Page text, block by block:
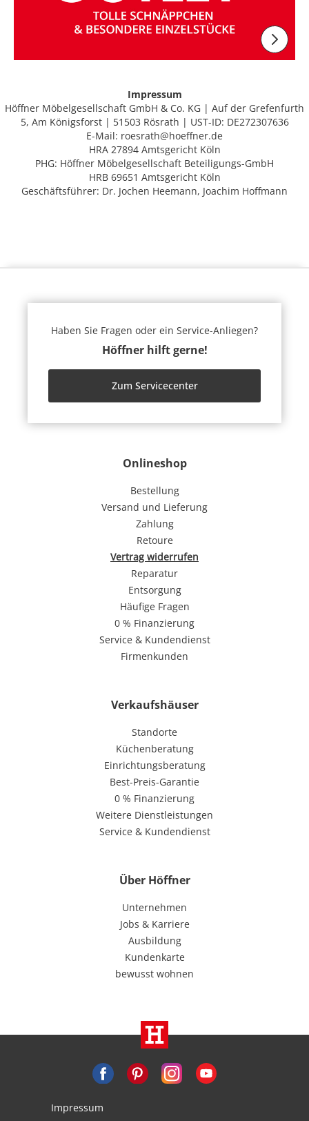
Impressum
Höffner Möbelgesellschaft GmbH & Co. KG | Auf der Grefenfurth
5, Am Königsforst | 51503 Rösrath | UST-ID: DE272307636
E-Mail: roesrath@hoeffner.de
HRA 27894 Amtsgericht Köln
PHG: Höffner Möbelgesellschaft Beteiligungs-GmbH
HRB 69651 Amtsgericht Köln
Geschäftsführer: Dr. Jochen Heemann, Joachim Hoffmann
Onlineshop
Bestellung
Versand und Lieferung
Zahlung
Retoure
Vertrag widerrufen
Reparatur
Entsorgung
Häufige Fragen
0 % Finanzierung
Service & Kundendienst
Firmenkunden
Verkaufshäuser
Standorte
Küchenberatung
Einrichtungsberatung
Best-Preis-Garantie
0 % Finanzierung
Weitere Dienstleistungen
Service & Kundendienst
Über Höffner
Unternehmen
Jobs & Karriere
Ausbildung
Kundenkarte
bewusst wohnen
Haben Sie Fragen oder ein Service-Anliegen?
Höffner hilft gerne!
Zum Servicecenter
Impressum